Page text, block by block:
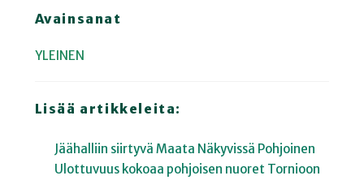
Avainsanat
YLEINEN
Lisää artikkeleita:
Jäähalliin siirtyvä Maata Näkyvissä Pohjoinen
Ulottuvuus kokoaa pohjoisen nuoret Tornioon